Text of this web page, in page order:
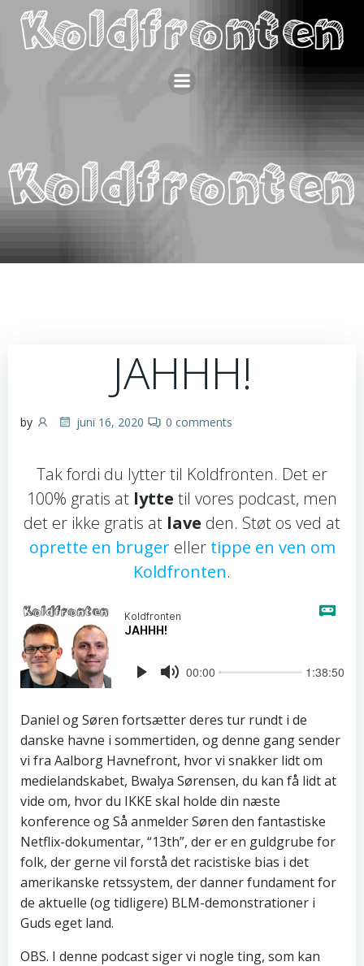
til
indhold
JAHHH!
by juni 16, 2020 0 comments
Tak fordi du lytter til Koldfronten. Det er
100% gratis at lytte til vores podcast, men
det er ikke gratis at lave den. Støt os ved at
oprette en brugereller tippe en ven om
Koldfronten.
Daniel og Søren fortsætter deres tur rundt i de
danske havne i sommertiden, og denne gang sender
vi fra Aalborg Havnefront, hvor vi snakker lidt om
medielandskabet, Bwalya Sørensen, du kan få lidt at
vide om, hvor du IKKE skal holde din næste
konference og Så anmelder Søren den fantastiske
Netflix-dokumentar, “13th”, der er en guldgrube for
folk, der gerne vil forstå det racistiske bias i det
amerikanske retssystem, der danner fundament for
de aktuelle (og tidligere) BLM-demonstrationer i
Guds eget land.
OBS. I denne podcast siger vi nogle ting, som kan